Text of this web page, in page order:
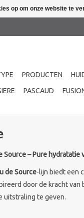
PRODUCTEN
PASCAUD
Source – Pure hydratatie
de Source-lijn biedt een
door de kracht
uitstraling te geven.
op om onze website te